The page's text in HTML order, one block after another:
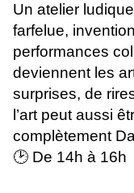
Un atelier
farfelue,
performances
deviennent les
surprises, de
l’art peut aussi
complètement
🕑 De 14h à 16h